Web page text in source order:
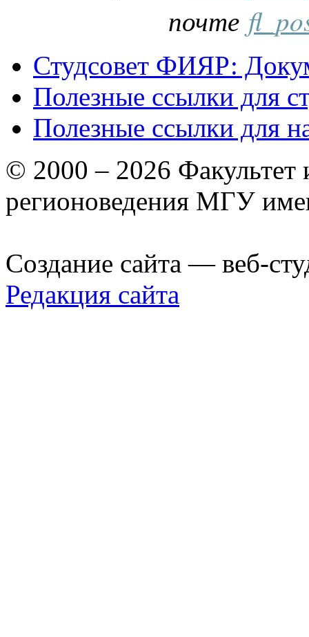
почте
Студсовет ФИЯР:
Полезные ссылки для
Полезные ссылки для
© 2000 – 2026 Факультет
регионоведения МГУ
Создание сайта — веб-
Редакция сайта